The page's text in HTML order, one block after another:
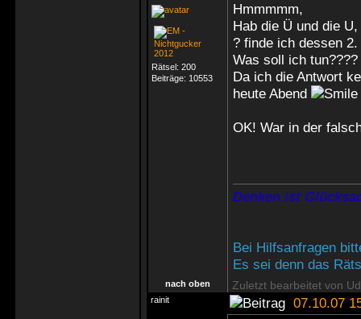
Rätsel: 200
Beiträge: 10553
Hmmmmm,
Hab die Ü und die
? finde ich dessen
Was soll ich tun????
Da ich die Antwort
heute Abend
OK! War in der
Denken ist
Bei Hilfsanfragen
Es sei denn das
nach oben Zuletzt bearbeitet von
rainit 07.10.07